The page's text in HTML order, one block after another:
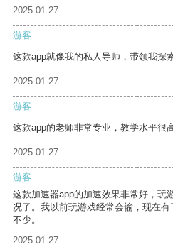
2025-01-27
游客
这款app就像我的私人导师，带领我探
2025-01-27
游客
这款app的老师非常专业，教学水平很
2025-01-27
游客
这款加速器app的加速效果非常好，玩
况了。我以前玩游戏经常会输，现在
不少。
2025-01-27